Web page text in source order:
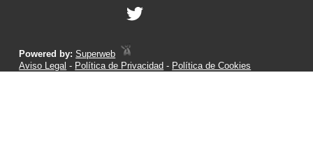
Powered by:Superweb
Aviso Legal - Política de Privacidad - Política de Cookies